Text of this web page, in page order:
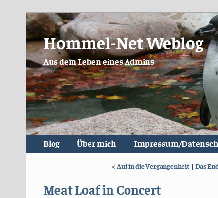
Hommel-Net Weblog
Aus dem Leben eines Admins
Blog Über mich Impressum/
<Auf in die Vergangenheit | Das
Meat Loaf in Concert